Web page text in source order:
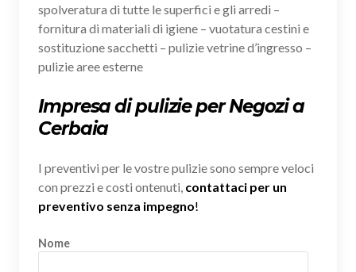
spolveratura di tutte le superfici e gli arredi –
fornitura di materiali di igiene – vuotatura cestini e
sostituzione sacchetti – pulizie vetrine d’ingresso –
pulizie aree esterne
Impresa di pulizie per Negozi a
Cerbaia
I preventivi per le vostre pulizie sono sempre veloci
con prezzi e costi ontenuti, contattaci per un
preventivo senza impegno!
Nome